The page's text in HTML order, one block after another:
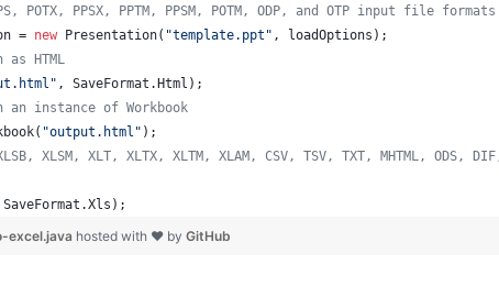
POTX, PPSX, PPTM, PPSM, POTM, ODP, and OTP input file formats
= new Presentation( "template.ppt" , loadOptions );
HTML
, SaveFormat . Html );
instance of Workbook
( "output.html" );
XLSM, XLT, XLTX, XLTM, XLAM, CSV, TSV, TXT, MHTML, ODS,
SaveFormat .Xls );
hosted with ❤ by GitHub